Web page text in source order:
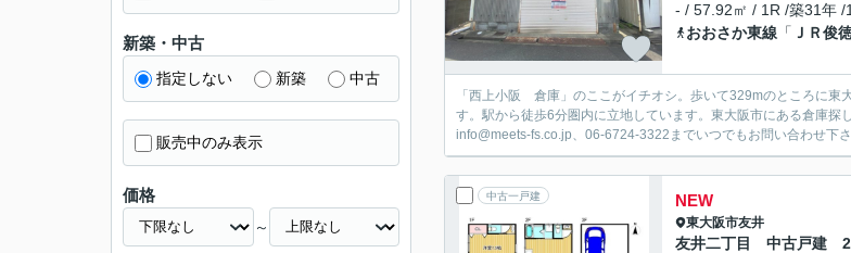
- / 57.92㎡ / 1R /築31年 /
おおさか東線 「 ＪＲ俊
「西上小阪 倉庫」のここがイチオシ。歩いて329mのところに東
す。駅から徒歩6分圏内に立地しています。東大阪市にある倉庫探
info@meets-fs.co.jp、06-6724-3322までいつでもお問い合わせ下さ
中古一戸建 NEW
東大阪市友井
友井二丁目 中古戸建
新築・中古
指定しない 新築 中古
販売中のみ表示
価格
～